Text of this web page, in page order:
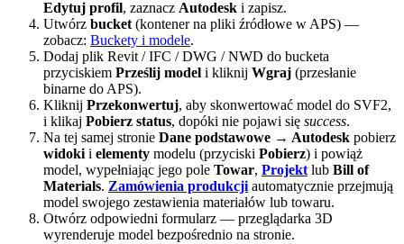
Edytuj profil, zaznacz Autodesk i zapisz.
Utwórz bucket(kontener na pliki źródłowe w APS) —
zobacz: Buckety i modele.
Dodaj plik Revit / IFC / DWG / NWD do bucketa
przyciskiem Prześlij model i kliknij Wgraj (przesłanie
binarne do APS).
Kliknij Przekonwertuj, aby skonwertować model do SVF2,
i klikaj Pobierz status, dopóki nie pojawi się success.
Na tej samej stronie Dane podstawowe → Autodesk pobierz
widokii elementy modelu (przyciski Pobierz) i powiąż
model, wypełniając jego pole Towar, Projektlub Bill of
Materials. Zamówienia produkcjiautomatycznie przejmują
model swojego zestawienia materiałów lub towaru.
Otwórz odpowiedni formularz — przeglądarka 3D
wyrenderuje model bezpośrednio na stronie.